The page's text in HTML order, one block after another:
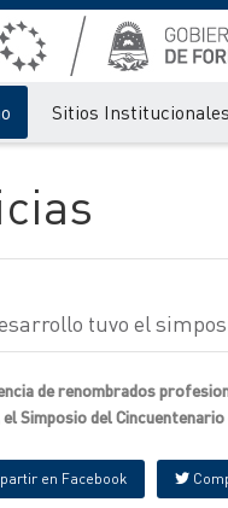
Sitios Institucionales
tuvo el
de renombrados
el Simposio del
en Facebook